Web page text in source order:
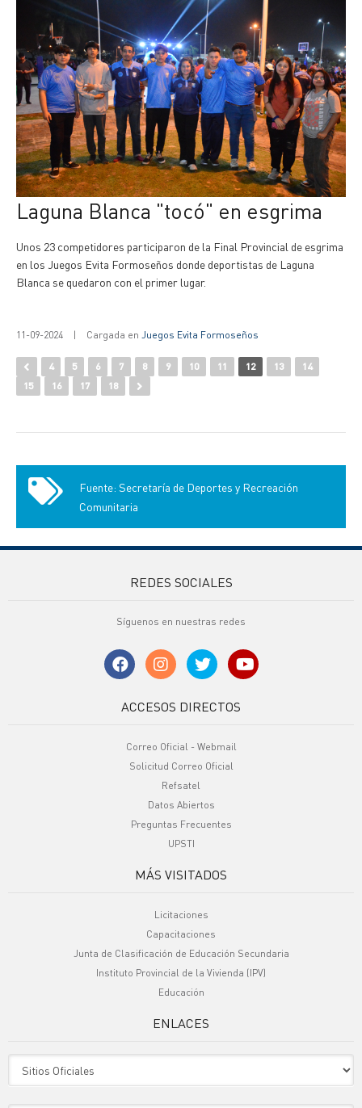
Laguna Blanca "tocó" en esgrima
Unos 23 competidores participaron de la Final Provincial de esgrima
en los Juegos Evita Formoseños donde deportistas de Laguna
Blanca se quedaron con el primer lugar.
11-09-2024 | Cargada en Juegos Evita Formoseños
4 5 6 7 8 9 10 11 12 13
14
15
16 17 18
Fuente: Secretaría de Deportes y Recreación
Comunitaria
REDES SOCIALES
Síguenos en nuestras redes
ACCESOS DIRECTOS
Correo Oficial - Webmail
Solicitud Correo Oficial
Refsatel
Datos Abiertos
Preguntas Frecuentes
UPSTI
MÁS VISITADOS
Licitaciones
Capacitaciones
Junta de Clasificación de Educación Secundaria
Instituto Provincial de la Vivienda (IPV)
Educación
ENLACES